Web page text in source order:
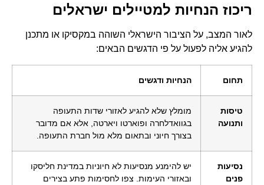
ריכוז הנחיות למטיילים ישראלים
לאור המצב, על הציבור הישראלי השוהה במקסיקו או מתכנן
להגיע אליה לפעול על פי הדגשים הבאים:
תחום הנחיות ודגשים
טיסות
ותנועה
מומלץ שלא להגיע לאזורי שדות התעופה
בגוואדלחרה ופוארטו ויארטה, אלא אם מדובר
בצורך חיוני ובתאום מלא מול חברת התעופה.
נסיעות
פנים
יש להימנע מנסיעות לא חיוניות במדינת חליסקו
ובאזורי העימות. צפו לחסימות פתע בצירים